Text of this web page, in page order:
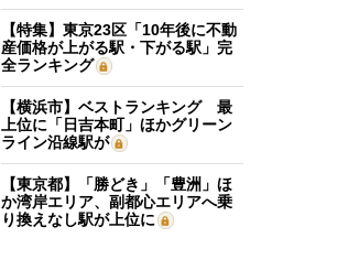
【特集】東京23区「10年後に不動
産価格が上がる駅・下がる駅」完
全ランキング
【横浜市】ベストランキング 最
上位に「日吉本町」ほかグリーン
ライン沿線駅が
【東京都】「勝どき」「豊洲」ほ
か湾岸エリア、副都心エリアへ乗
り換えなし駅が上位に